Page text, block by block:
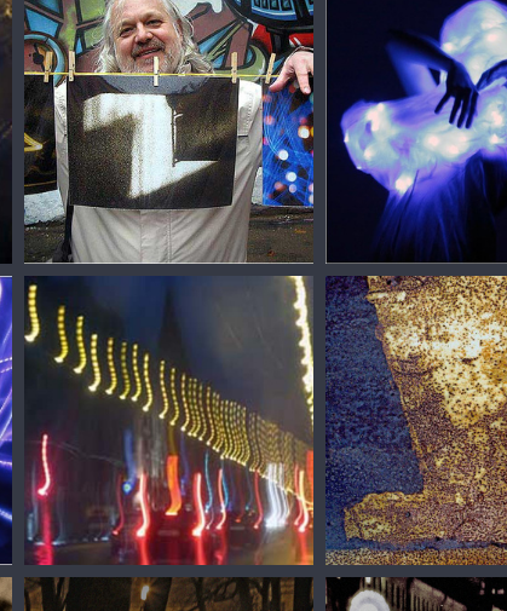
Сергей Зизюлин Сергей Зизюлин
Сергей Зизюлин Сергей Зизюлин